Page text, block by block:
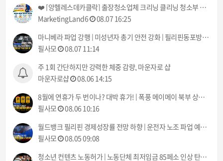
❤️ [앙헬레스데카클락] 출장청소업체 크리닝 클리닝 청소부 아떼 아줌마 서비스! (기본 3시간에 700페소!) ❤️
MarketingLand6
08.07 16:25
마니베라 파업 강행 | 미성년자 총기 안전 강화 | 필리핀동포방송 | 필리핀한인방송 | 필리핀뉴스룸
필사모
08.07 11:14
주 1회 간단하지만 강력한 체중 감량, 마운자로 샵
마운자로샵
08.06 14:15
8월에 연휴가 두 번이나? 대박 휴가! | 폭풍 메이메이 북부 상륙 | 필리핀동포방송 | 필리핀한인방송 | 필리핀뉴스룸
필사모
08.06 10:16
월드뱅크 필리핀 경제성장률 전망 하향 | 운전자 노조 파업 예고 8월 10일부터 | 필리핀동포방송 | 필리핀한인방송 | 필리핀뉴스룸
필사모
08.05 09:08
청소년 컨텐츠 노동허가 | 노동단체 최저임금 85페소 인상 탄원서 제출 | 필리핀동포방송 | 필리핀한인방송 | 필리핀뉴스룸